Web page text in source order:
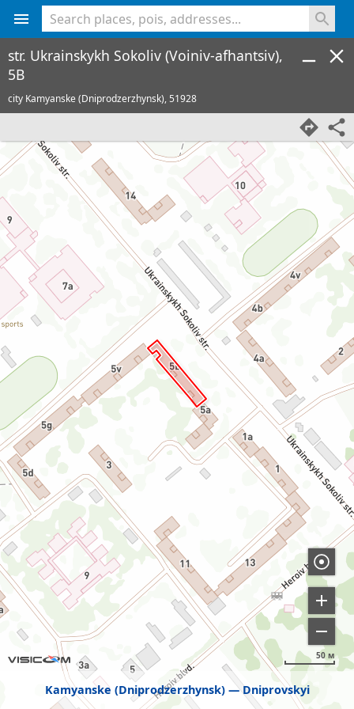
Kamyanske (Dniprodzerzhynsk) Dniprovskyi
50 м
str. Ukrainskykh Sokoliv (Voiniv-afhantsiv),
5B
city Kamyanske (Dniprodzerzhynsk),51928
<% console.log(hcard) %>